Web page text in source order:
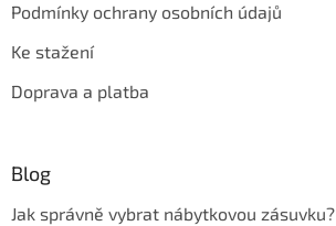
Podmínky ochrany osobních údajů
Ke stažení
Doprava a platba
Blog
Jak správně vybrat nábytkovou zásuvku?